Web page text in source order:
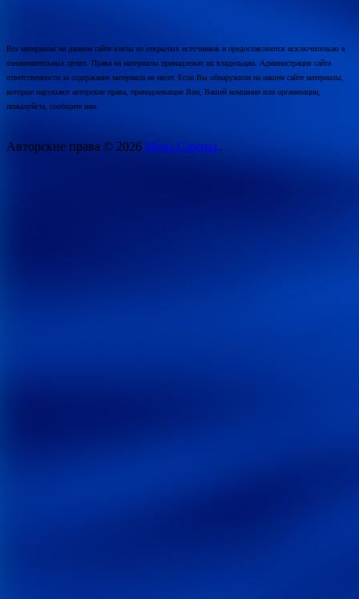
Все материалы на данном сайте взяты из открытых источников и предоставляются исключительно в
ознакомительных целях. Права на материалы принадлежат их владельцам. Администрация сайта
ответственности за содержание материала не несет. Если Вы обнаружили на нашем сайте материалы,
которые нарушают авторские права, принадлежащие Вам, Вашей компании или организации,
пожалуйста, сообщите нам.
Авторские права © 2026 Mega Cinema..